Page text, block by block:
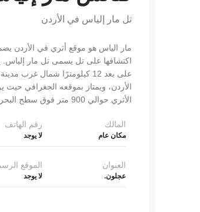
تل مار إلياس في الأردن
مار الياس هو موقع أثري في الأردن
اكتشافها على تل يسمى تل مار إلياس.
على بعد 12 كيلومترًا شمال غرب
الأردن، ويمتاز بموقعه الجغرافي حيث
الأثري حوالي 900 متر فوق سطح البحر.
المالك
مكان عام
رقم الهاتف
لا يوجد
العنوان
عجلون.
الموقع
لا يوجد